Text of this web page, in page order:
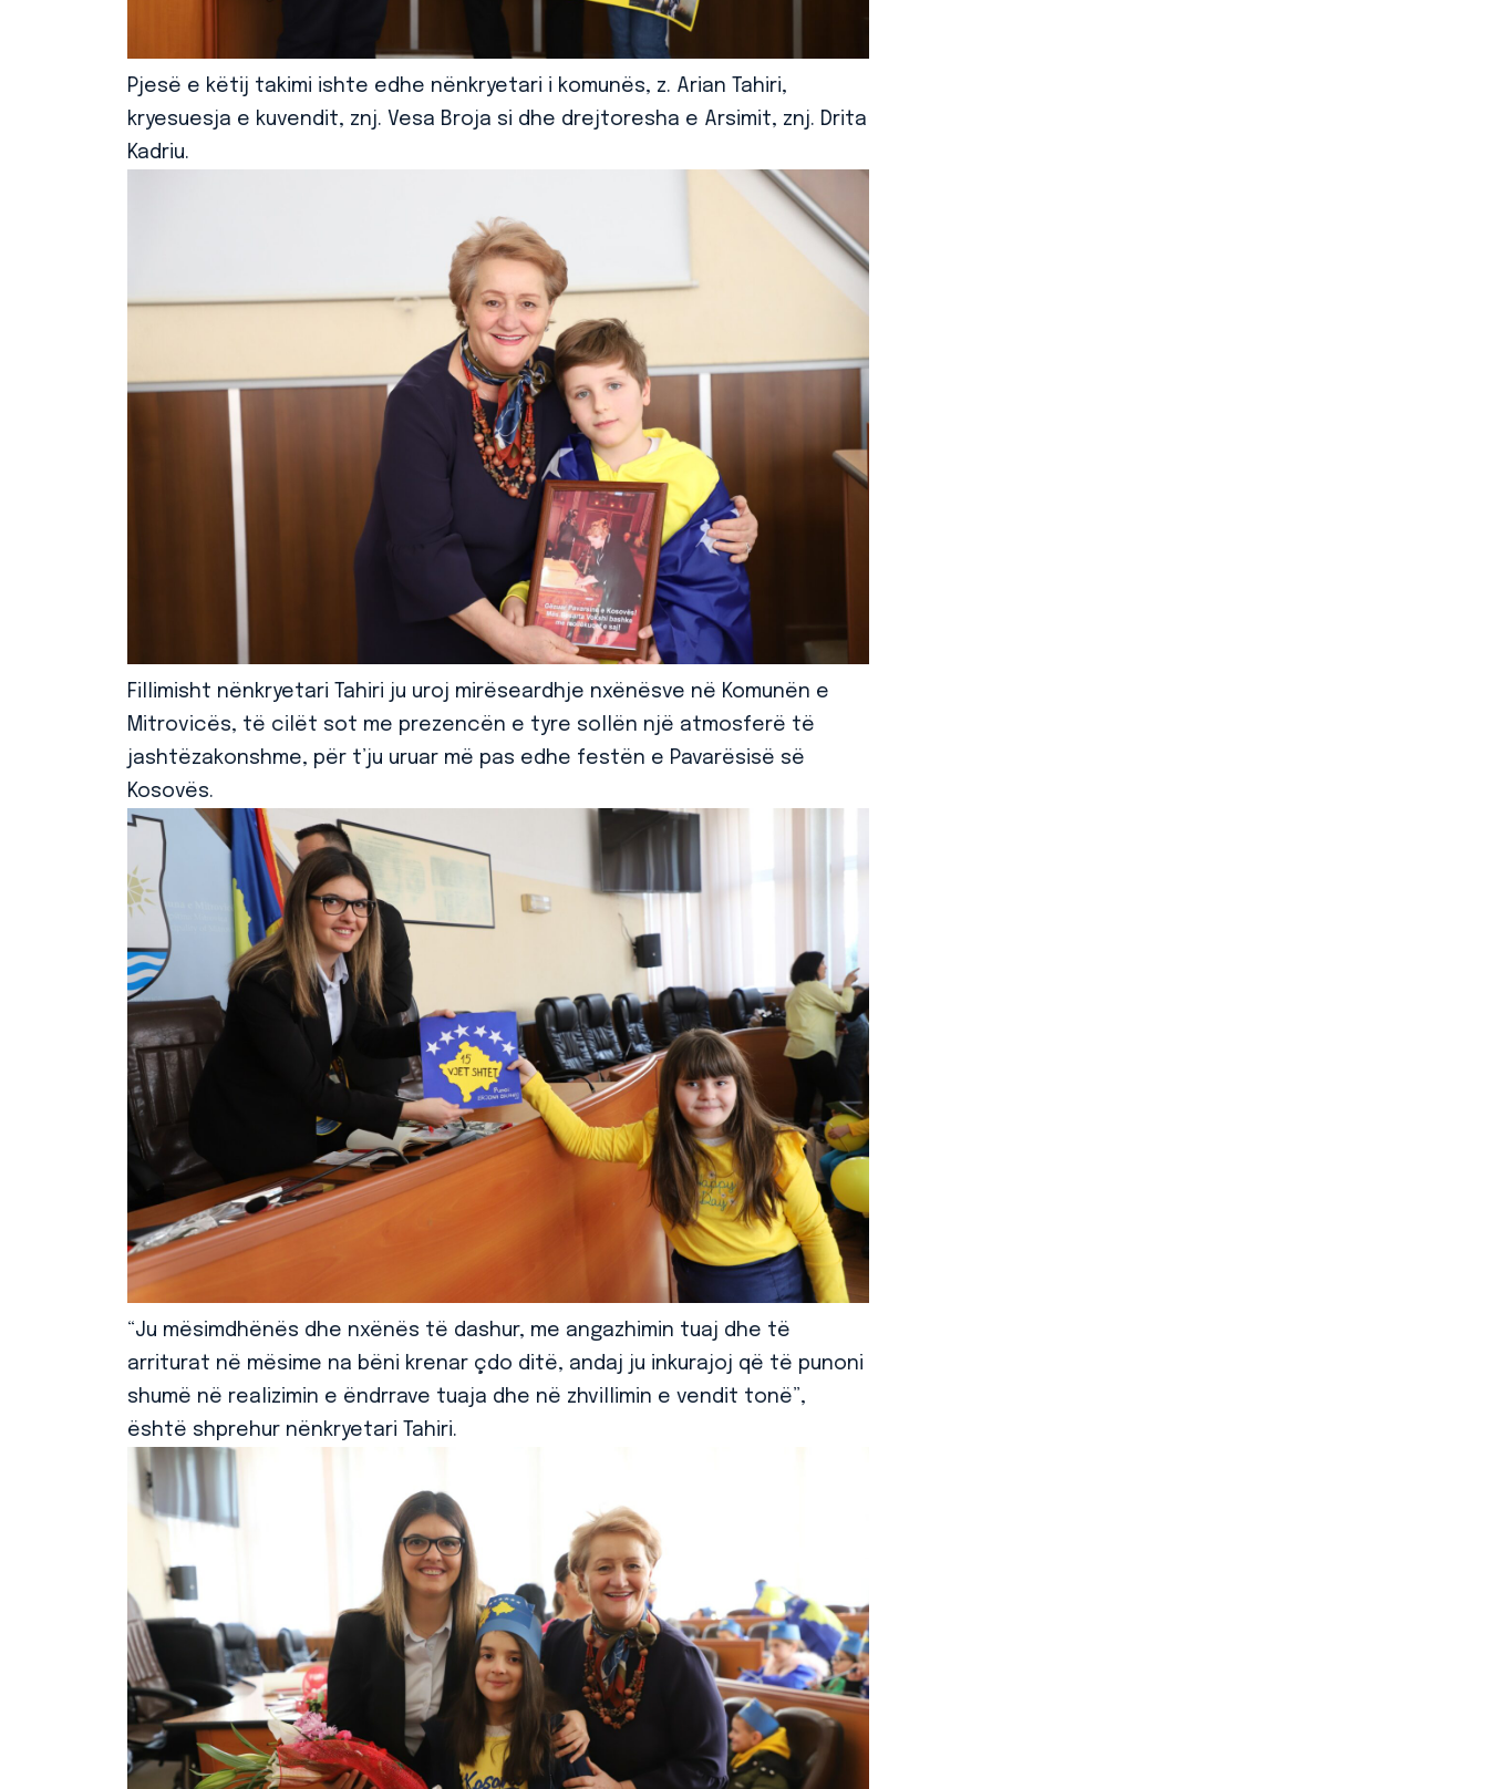
Pjesë e këtij takimi ishte edhe nënkryetari i komunës, z. Arian Tahiri,
kryesuesja e kuvendit, znj. Vesa Broja si dhe drejtoresha e Arsimit, znj. Drita
Kadriu.
Fillimisht nënkryetari Tahiri ju uroj mirëseardhje nxënësve në Komunën e
Mitrovicës, të cilët sot me prezencën e tyre sollën një atmosferë të
jashtëzakonshme, për t’ju uruar më pas edhe festën e Pavarësisë së
Kosovës.
“Ju mësimdhënës dhe nxënës të dashur, me angazhimin tuaj dhe të
arriturat në mësime na bëni krenar çdo ditë, andaj ju inkurajoj që të punoni
shumë në realizimin e ëndrrave tuaja dhe në zhvillimin e vendit tonë”,
është shprehur nënkryetari Tahiri.